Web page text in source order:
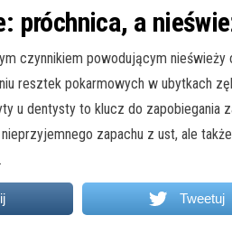
próchnica, a
czynnikiem powodującym
resztek pokarmowych w ubytkach
u dentysty to klucz do zapobiegania
zapachu z ust, ale
Tweetuj